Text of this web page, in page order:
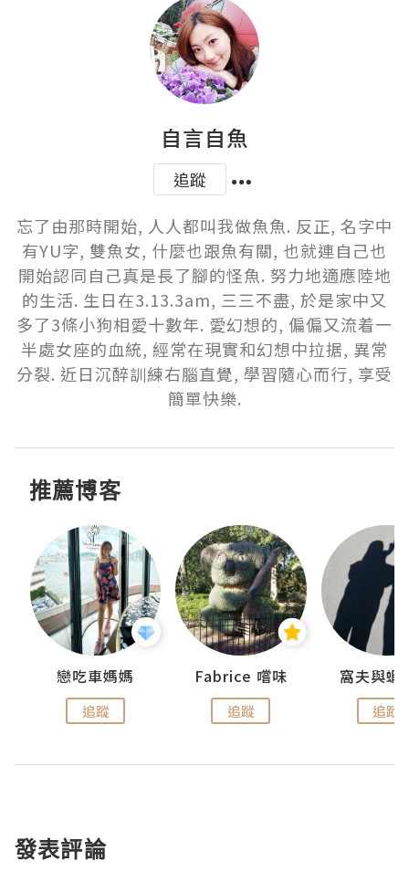
自言自魚
追蹤
忘了由那時開始, 人人都叫我做魚魚. 反正, 名字中
有YU字, 雙魚女, 什麼也跟魚有關, 也就連自己也
開始認同自己真是長了腳的怪魚. 努力地適應陸地
的生活. 生日在3.13.3am, 三三不盡, 於是家中又
多了3條小狗相愛十數年. 愛幻想的, 偏偏又流着一
半處女座的血統, 經常在現實和幻想中拉据, 異常
分裂. 近日沉醉訓練右腦直覺, 學習隨心而行, 享受
簡單快樂.
推薦博客
戀吃車媽媽
追蹤
Fabrice 嚐味
追蹤
窩夫與蝦
追蹤
發表評論